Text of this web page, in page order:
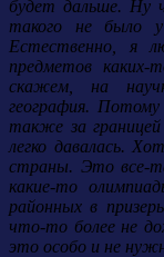
будет дальше. Ну
такого не было
Естественно, я
предметов каких-
скажем, на
география.
также за
легко давалась.
страны. Это все-
какие-то
районных в
что-то более не
это особо и не